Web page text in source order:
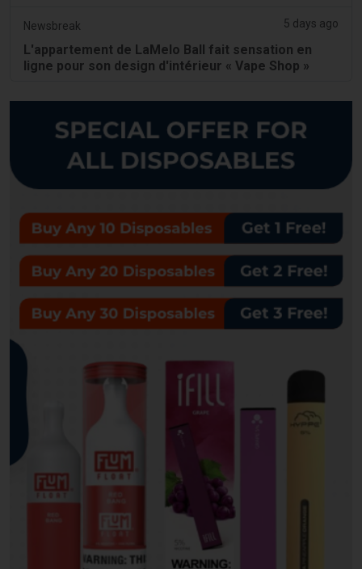
Newsbreak 5 days ago
L'appartement de LaMelo Ball fait sensation en
ligne pour son design d'intérieur « Vape Shop »